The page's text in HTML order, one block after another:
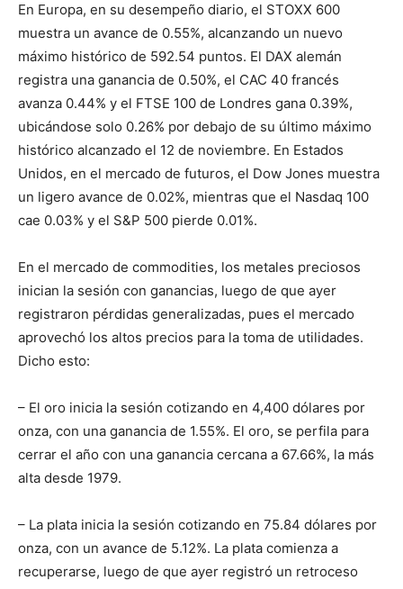
En Europa, en su desempeño diario, el STOXX 600
muestra un avance de 0.55%, alcanzando un nuevo
máximo histórico de 592.54 puntos. El DAX alemán
registra una ganancia de 0.50%, el CAC 40 francés
avanza 0.44% y el FTSE 100 de Londres gana 0.39%,
ubicándose solo 0.26% por debajo de su último máximo
histórico alcanzado el 12 de noviembre. En Estados
Unidos, en el mercado de futuros, el Dow Jones muestra
un ligero avance de 0.02%, mientras que el Nasdaq 100
cae 0.03% y el S&P 500 pierde 0.01%.
En el mercado de commodities, los metales preciosos
inician la sesión con ganancias, luego de que ayer
registraron pérdidas generalizadas, pues el mercado
aprovechó los altos precios para la toma de utilidades.
Dicho esto:
– El oro inicia la sesión cotizando en 4,400 dólares por
onza, con una ganancia de 1.55%. El oro, se perfila para
cerrar el año con una ganancia cercana a 67.66%, la más
alta desde 1979.
– La plata inicia la sesión cotizando en 75.84 dólares por
onza, con un avance de 5.12%. La plata comienza a
recuperarse, luego de que ayer registró un retroceso